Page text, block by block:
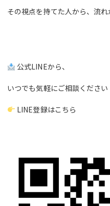
その視点を持てた人から、流れ
公式LINEから、
いつでも気軽にご相談ください
LINE登録はこちら